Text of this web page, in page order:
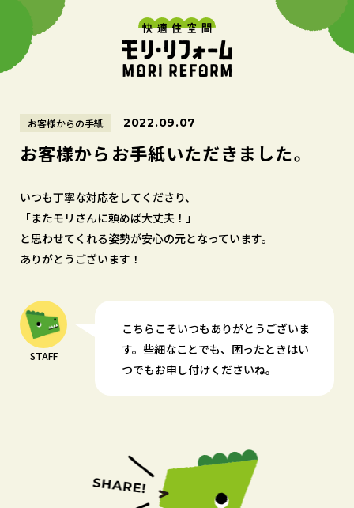
お客様からの手紙 2022.09.07
お客様からお手紙いただきました。
いつも丁寧な対応をしてくださり、
「またモリさんに頼めば大丈夫！」
と思わせてくれる姿勢が安心の元となっています。
ありがとうございます！
STAFF
こちらこそいつもありがとうございま
す。些細なことでも、困ったときはい
つでもお申し付けくださいね。